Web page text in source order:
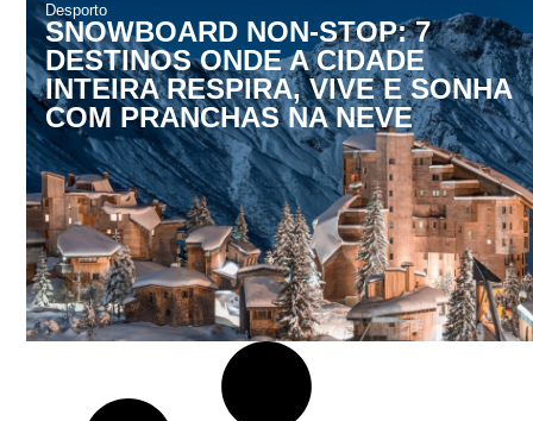
Desporto
SNOWBOARD NON-STOP: 7
DESTINOS ONDE A CIDADE
INTEIRA RESPIRA, VIVE E SONHA
COM PRANCHAS NA NEVE